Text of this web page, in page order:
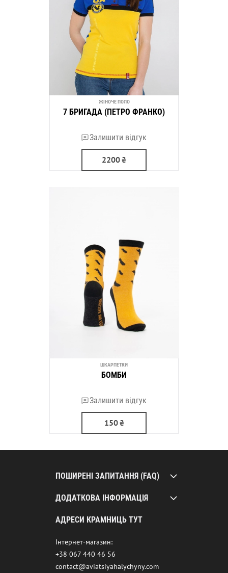
ЖІНОЧЕ ПОЛО
7 БРИГАДА (ПЕТРО ФРАНКО)
Залишити відгук
2200₴
ШКАРПЕТКИ
БОМБИ
Залишити відгук
150₴
ПОШИРЕНІ ЗАПИТАННЯ (FAQ)
ДОДАТКОВА ІНФОРМАЦІЯ
АДРЕСИ КРАМНИЦЬ ТУТ
Інтернет-магазин:
+38 067 440 46 56
contact@aviatsiyahalychyny.com